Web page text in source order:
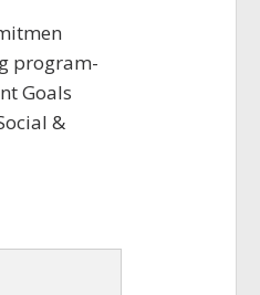
program-
Goals
&